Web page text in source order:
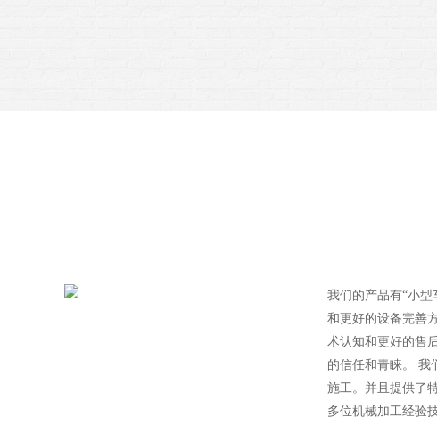
我们的产品有“小型
和更好的设备完善
术认知和更好的售
的信任和青睐。 我
施工。并且提供了
多位机械加工经验